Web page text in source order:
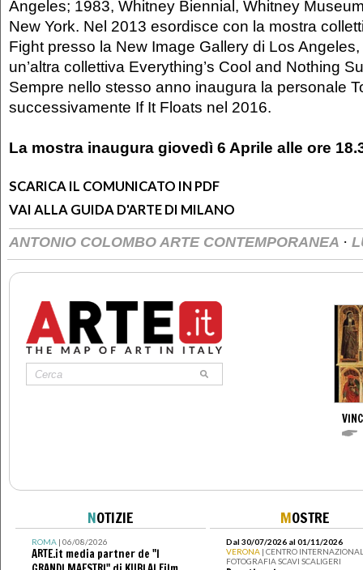
Angeles; 1983, Whitney Biennial, Whitney
New York. Nel 2013 esordisce con la mostra
Fight presso la New Image Gallery di Los
un’altra collettiva Everything’s Cool and Nothing
Sempre nello stesso anno inaugura la personale
successivamente If It Floats nel 2016.
La mostra inaugura giovedì 6 Aprile alle ore
SCARICA IL COMUNICATO IN PDF
VAI ALLA GUIDA D'ARTE DI MILANO
ANTONIO COLOMBO ARTE CONTEMPORANEA ·
NOTIZIE
ROMA| 06/08/2026
ARTE.it media partner de "I
MOSTRE
Dal 30/07/2026 al 01/11/2026
VERONA | CENTRO
FOTOGRAFIA SCAVI SCALIGERI